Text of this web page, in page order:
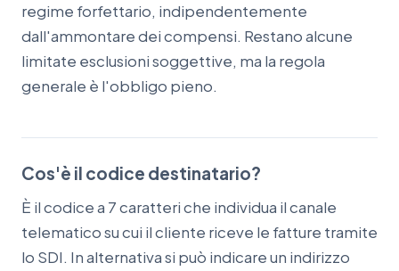
regime forfettario, indipendentemente
dall'ammontare dei compensi. Restano alcune
limitate esclusioni soggettive, ma la regola
generale è l'obbligo pieno.
Cos'è il codice destinatario?
È il codice a 7 caratteri che individua il canale
telematico su cui il cliente riceve le fatture tramite
lo SDI. In alternativa si può indicare un indirizzo